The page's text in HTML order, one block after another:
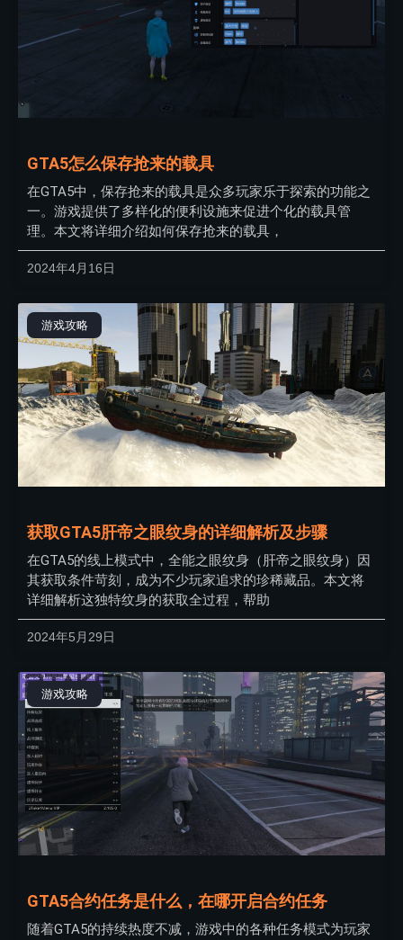
GTA5怎么保存抢来的载具
在GTA5中，保存抢来的载具是众多玩家乐于探索的功能之
一。游戏提供了多样化的便利设施来促进个化的载具管
理。本文将详细介绍如何保存抢来的载具，
2024年4月16日
游戏攻略
获取GTA5肝帝之眼纹身的详细解析及步骤
在GTA5的线上模式中，全能之眼纹身（肝帝之眼纹身）因
其获取条件苛刻，成为不少玩家追求的珍稀藏品。本文将
详细解析这独特纹身的获取全过程，帮助
2024年5月29日
游戏攻略
GTA5合约任务是什么，在哪开启合约任务
随着GTA5的持续热度不减，游戏中的各种任务模式为玩家